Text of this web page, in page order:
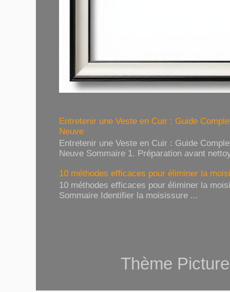
Entretenir une Veste en Cuir : Guide
Neuve
Entretenir une Veste en Cuir : Guide
Neuve Sommaire 1. Préparation avant
10 méthodes efficaces pour éliminer la
10 méthodes efficaces pour éliminer la
Sommaire Identifier la moisissure ...
Thème